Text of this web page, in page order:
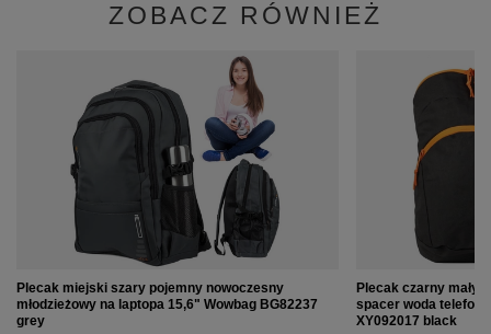
ZOBACZ RÓWNIEŻ
Plecak miejski szary pojemny nowoczesny
młodzieżowy na laptopa 15,6" Wowbag BG82237
grey
Plecak czarny mały
spacer woda telefon
XY092017 black